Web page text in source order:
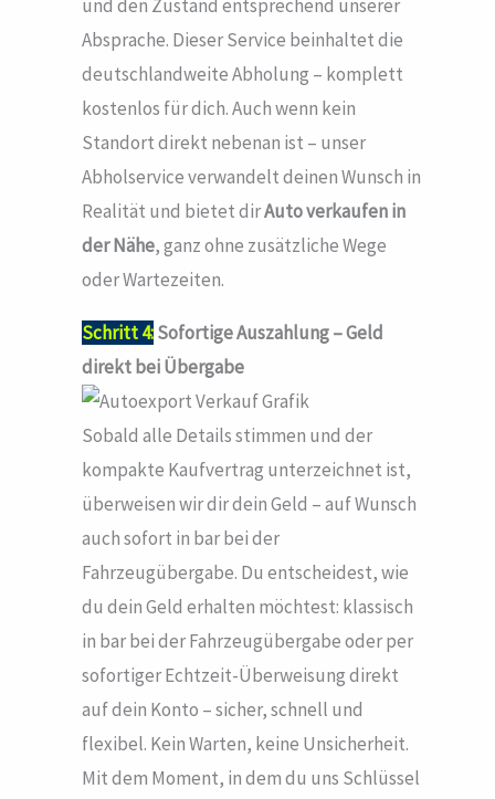
und den Zustand entsprechend unserer
Absprache. Dieser Service beinhaltet die
deutschlandweite Abholung – komplett
kostenlos für dich. Auch wenn kein
Standort direkt nebenan ist – unser
Abholservice verwandelt deinen Wunsch in
Realität und bietet dirAuto verkaufen in
der Nähe, ganz ohne zusätzliche Wege
oder Wartezeiten.
Schritt 4:Sofortige Auszahlung – Geld
direkt bei Übergabe
Sobald alle Details stimmen und der
kompakte Kaufvertrag unterzeichnet ist,
überweisen wir dir dein Geld – auf Wunsch
auch sofort in bar bei der
Fahrzeugübergabe. Du entscheidest, wie
du dein Geld erhalten möchtest: klassisch
in bar bei der Fahrzeugübergabe oder per
sofortiger Echtzeit-Überweisung direkt
auf dein Konto – sicher, schnell und
flexibel. Kein Warten, keine Unsicherheit.
Mit dem Moment, in dem du uns Schlüssel